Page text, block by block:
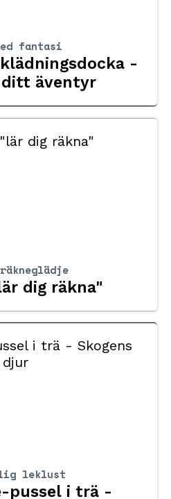
fantasi
-
äventyr
dig räkna"
leklust
pussel i trä -